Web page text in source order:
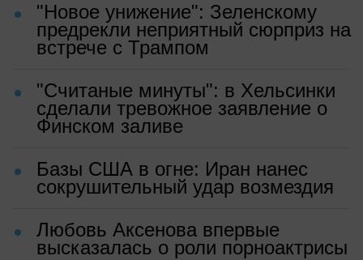
"Новое унижение": Зеленскому
предрекли неприятный сюрприз на
встрече с Трампом
"Считаные минуты": в Хельсинки
сделали тревожное заявление о
Финском заливе
Базы США в огне: Иран нанес
сокрушительный удар возмездия
Любовь Аксенова впервые
высказалась о роли порноактрисы